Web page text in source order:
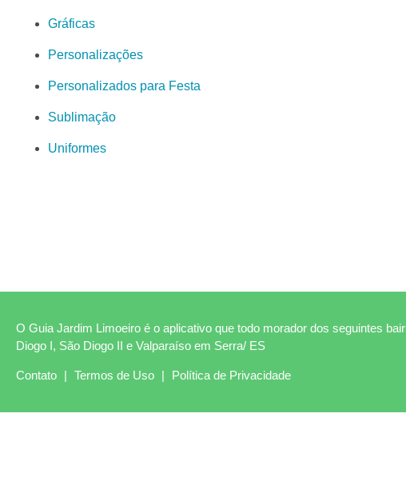
Gráficas
Personalizações
Personalizados para Festa
Sublimação
Uniformes
O Guia Jardim Limoeiro é o aplicativo que todo morador dos seguintes
Diogo I, São Diogo II e Valparaíso em Serra/ ES
Contato | Termos de Uso | Política de Privacidade